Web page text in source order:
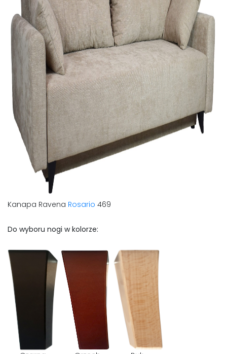
Kanapa Ravena Rosario 469
Do wyboru nogi w kolorze: